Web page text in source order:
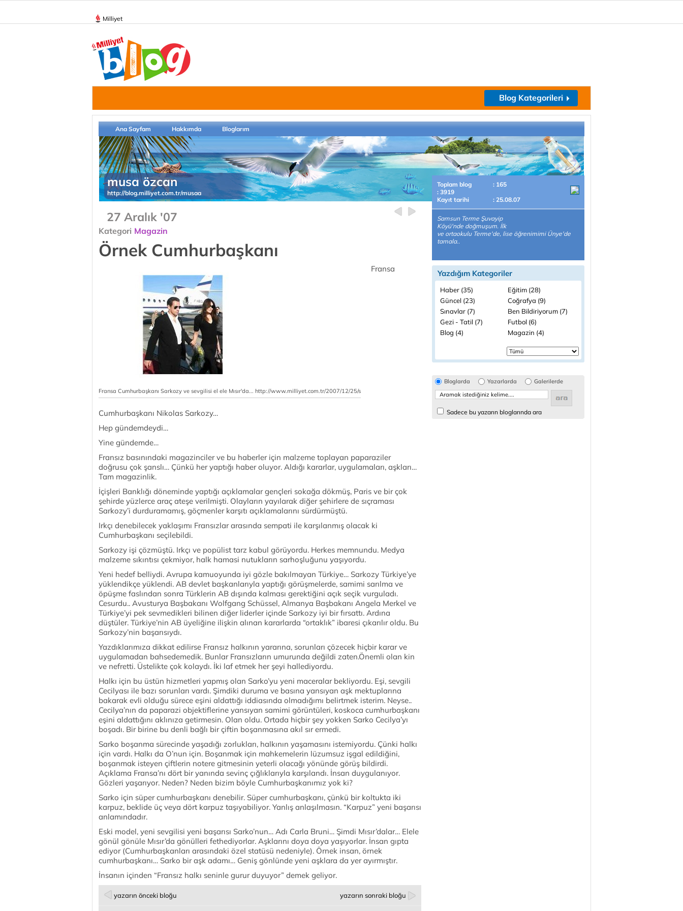
Milliyet
Blog Kategorileri
Ana Sayfam Hakkımda Bloglarım
musa özcan
http://blog.milliyet.com.tr/musaa
27 Aralık '07
Kategori Magazin
Örnek Cumhurbaşkanı
Fransa Cumhurbaşkanı Sarkozy ve sevgilisi el ele Mısır'da... http://www.milliyet.com.tr/2007/12/25/s
Fransa
Cumhurbaşkanı Nikolas Sarkozy…
Hep gündemdeydi…
Yine gündemde…
Fransız basınındaki magazinciler ve bu haberler için malzeme toplayan paparaziler
doğrusu çok şanslı… Çünkü her yaptığı haber oluyor. Aldığı kararlar, uygulamaları, aşkları…
Tam magazinlik.
İçişleri Banklığı döneminde yaptığı açıklamalar gençleri sokağa dökmüş, Paris ve bir çok
şehirde yüzlerce araç ateşe verilmişti. Olayların yayılarak diğer şehirlere de sıçraması
Sarkozy’i durduramamış, göçmenler karşıtı açıklamalarını sürdürmüştü.
Irkçı denebilecek yaklaşımı Fransızlar arasında sempati ile karşılanmış olacak ki
Cumhurbaşkanı seçilebildi.
Sarkozy işi çözmüştü. Irkçı ve popülist tarz kabul görüyordu. Herkes memnundu. Medya
malzeme sıkıntısı çekmiyor, halk hamasi nutukların sarhoşluğunu yaşıyordu.
Yeni hedef belliydi. Avrupa kamuoyunda iyi gözle bakılmayan Türkiye… Sarkozy Türkiye’ye
yüklendikçe yüklendi. AB devlet başkanlarıyla yaptığı görüşmelerde, samimi sarılma ve
öpüşme faslından sonra Türklerin AB dışında kalması gerektiğini açık seçik vurguladı.
Cesurdu.. Avusturya Başbakanı Wolfgang Schüssel, Almanya Başbakanı Angela Merkel ve
Türkiye’yi pek sevmedikleri bilinen diğer liderler içinde Sarkozy iyi bir fırsattı. Ardına
düştüler. Türkiye’nin AB üyeliğine ilişkin alınan kararlarda “ortaklık” ibaresi çıkarılır oldu. Bu
Sarkozy’nin başarısıydı.
Yazdıklarımıza dikkat edilirse Fransız halkının yararına, sorunları çözecek hiçbir karar ve
uygulamadan bahsedemedik. Bunlar Fransızların umurunda değildi zaten.Önemli olan kin
ve nefretti. Üstelikte çok kolaydı. İki laf etmek her şeyi hallediyordu.
Halkı için bu üstün hizmetleri yapmış olan Sarko’yu yeni maceralar bekliyordu. Eşi, sevgili
Cecilyası ile bazı sorunları vardı. Şimdiki duruma ve basına yansıyan aşk mektuplarına
bakarak evli olduğu sürece eşini aldattığı iddiasında olmadığımı belirtmek isterim. Neyse..
Cecilya’nın da paparazi objektiflerine yansıyan samimi görüntüleri, koskoca cumhurbaşkanı
eşini aldattığını aklınıza getirmesin. Olan oldu. Ortada hiçbir şey yokken Sarko Cecilya’yı
boşadı. Bir birine bu denli bağlı bir çiftin boşanmasına akıl sır ermedi.
Sarko boşanma sürecinde yaşadığı zorlukları, halkının yaşamasını istemiyordu. Çünki halkı
için vardı. Halkı da O’nun için. Boşanmak için mahkemelerin lüzumsuz işgal edildiğini,
boşanmak isteyen çiftlerin notere gitmesinin yeterli olacağı yönünde görüş bildirdi.
Açıklama Fransa’nı dört bir yanında sevinç çığlıklarıyla karşılandı. İnsan duygulanıyor.
Gözleri yaşarıyor. Neden? Neden bizim böyle Cumhurbaşkanımız yok ki?
Sarko için süper cumhurbaşkanı denebilir. Süper cumhurbaşkanı, çünkü bir koltukta iki
karpuz, beklide üç veya dört karpuz taşıyabiliyor. Yanlış anlaşılmasın. “Karpuz” yeni başarısı
anlamındadır.
Eski model, yeni sevgilisi yeni başarısı Sarko’nun… Adı Carla Bruni… Şimdi Mısır’dalar… Elele
gönül gönüle Mısır’da gönülleri fethediyorlar. Aşklarını doya doya yaşıyorlar. İnsan gıpta
ediyor (Cumhurbaşkanları arasındaki özel statüsü nedeniyle). Örnek insan, örnek
cumhurbaşkanı… Sarko bir aşk adamı… Geniş gönlünde yeni aşklara da yer ayırmıştır.
İnsanın içinden “Fransız halkı seninle gurur duyuyor” demek geliyor.
yazarın önceki bloğu yazarın sonraki bloğu
Toplam blog
: 165
: 3919
Kayıt tarihi
: 25.08.07
Samsun Terme Şuvayip
Köyü'nde doğmuşum. İlk
ve ortaokulu Terme'de, lise öğrenimimi Ünye'de
tamala..
Yazdığım Kategoriler
Haber (35)
Eğitim (28)
Güncel (23)
Coğrafya (9)
Sınavlar (7)
Ben Bildiriyorum (7)
Gezi - Tatil (7)
Futbol (6)
Blog (4)
Magazin (4)
Bloglarda Yazarlarda Galerilerde
Sadece bu yazarın bloglarında ara